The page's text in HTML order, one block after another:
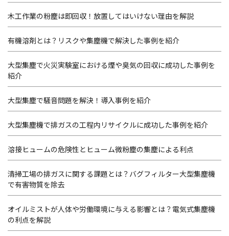
木工作業の粉塵は即回収！放置してはいけない理由を解説
有機溶剤とは？リスクや集塵機で解決した事例を紹介
大型集塵で火災実験室における煙や臭気の回収に成功した事例を
紹介
大型集塵で騒音問題を解決！導入事例を紹介
大型集塵機で排ガスの工程内リサイクルに成功した事例を紹介
溶接ヒュームの危険性とヒューム微粉塵の集塵による利点
清掃工場の排ガスに関する課題とは？バグフィルター大型集塵機
で有害物質を除去
オイルミストが人体や労働環境に与える影響とは？電気式集塵機
の利点を解説